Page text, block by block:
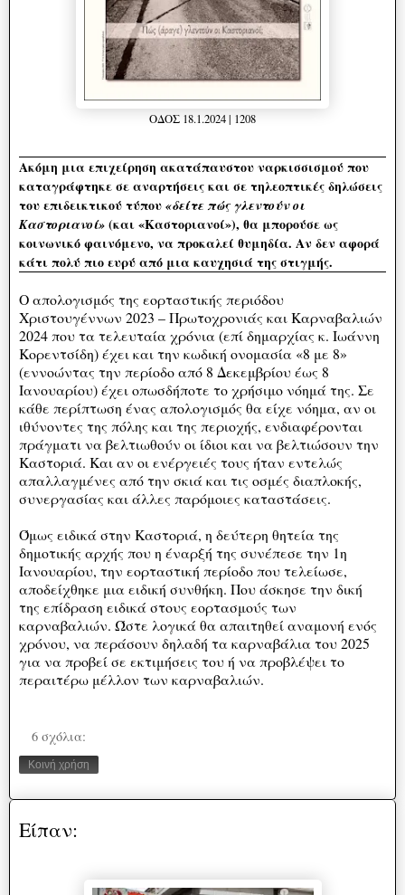
ΟΔΟΣ 18.1.2024 | 1208
Ακόμη μια επιχείρηση ακατάπαυστου ναρκισσισμού που
καταγράφτηκε σε αναρτήσεις και σε τηλεοπτικές δηλώσεις
του επιδεικτικού τύπου «δείτε πώς γλεντούν οι
Καστοριανοί» (και «Καστοριανοί»), θα μπορούσε ως
κοινωνικό φαινόμενο, να προκαλεί θυμηδία. Αν δεν αφορά
κάτι πολύ πιο ευρύ από μια καυχησιά της στιγμής.
Ο απολογισμός της εορταστικής περιόδου
Χριστουγέννων 2023 – Πρωτοχρονιάς και Καρναβαλιών
2024 που τα τελευταία χρόνια (επί δημαρχίας κ. Ιωάννη
Κορεντσίδη) έχει και την κωδική ονομασία «8 με 8»
(εννοώντας την περίοδο από 8 Δεκεμβρίου έως 8
Ιανουαρίου) έχει οπωσδήποτε το χρήσιμο νόημά της. Σε
κάθε περίπτωση ένας απολογισμός θα είχε νόημα, αν οι
ιθύνοντες της πόλης και της περιοχής, ενδιαφέρονται
πράγματι να βελτιωθούν οι ίδιοι και να βελτιώσουν την
Καστοριά. Και αν οι ενέργειές τους ήταν εντελώς
απαλλαγμένες από την σκιά και τις οσμές διαπλοκής,
συνεργασίας και άλλες παρόμοιες καταστάσεις.
Όμως ειδικά στην Καστοριά, η δεύτερη θητεία της
δημοτικής αρχής που η έναρξή της συνέπεσε την 1η
Ιανουαρίου, την εορταστική περίοδο που τελείωσε,
αποδείχθηκε μια ειδική συνθήκη. Που άσκησε την δική
της επίδραση ειδικά στους εορτασμούς των
καρναβαλιών. Ώστε λογικά θα απαιτηθεί αναμονή ενός
χρόνου, να περάσουν δηλαδή τα καρναβάλια του 2025
για να προβεί σε εκτιμήσεις του ή να προβλέψει το
περαιτέρω μέλλον των καρναβαλιών.
6 σχόλια:
Κοινή χρήση
Είπαν: